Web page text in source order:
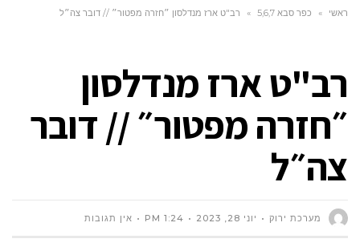
ראשי » כפר סבא 5,6,7 » רב"ט ארז מנדלסון ״חזרה מפטור״ // דובר צה״ל
רב"ט ארז מנדלסון
״חזרה מפטור״ // דובר
צה״ל
מערכת ירוק יוני 28, 2023 1:24 PM אין תגובות